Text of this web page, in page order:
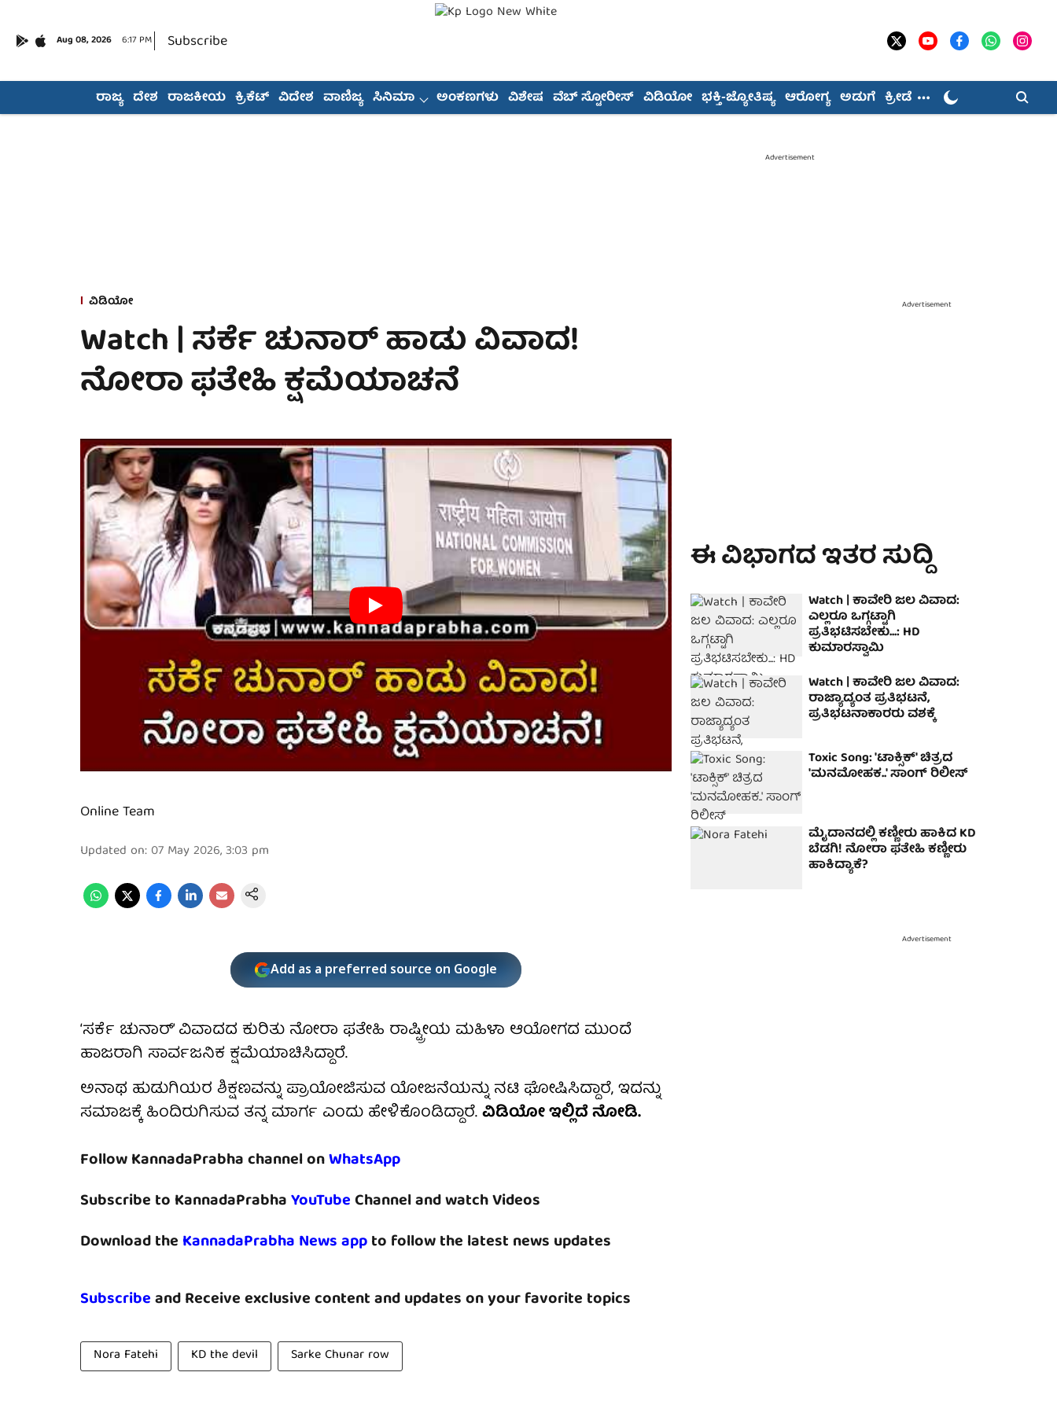
Aug 08, 2026 6:17 PM Subscribe
ರಾಜ್ಯ ದೇಶ ರಾಜಕೀಯ ಕ್ರಿಕೆಟ್ ವಿದೇಶ ವಾಣಿಜ್ಯ ಸಿನಿಮಾ ಅಂಕಣಗಳು ವಿಶೇಷ ವೆಬ್ ಸ್ಟೋರೀಸ್ ವಿಡಿಯೋ ಭಕ್ತಿ-ಜ್ಯೋತಿಷ್ಯ ಆರೋಗ್ಯ ಅಡುಗೆ ಕ್ರೀಡೆ
Advertisement
ವಿಡಿಯೋ
Watch | ಸರ್ಕೆ ಚುನಾರ್ ಹಾಡು ವಿವಾದ!
ನೋರಾ ಫತೇಹಿ ಕ್ಷಮೆಯಾಚನೆ
Online Team
Updated on: 07 May 2026, 3:03 pm
Add as a preferred source on Google
‘ಸರ್ಕೆ ಚುನಾರ್’ ವಿವಾದದ ಕುರಿತು ನೋರಾ ಫತೇಹಿ ರಾಷ್ಟ್ರೀಯ ಮಹಿಳಾ ಆಯೋಗದ ಮುಂದೆ
ಹಾಜರಾಗಿ ಸಾರ್ವಜನಿಕ ಕ್ಷಮೆಯಾಚಿಸಿದ್ದಾರೆ.
ಅನಾಥ ಹುಡುಗಿಯರ ಶಿಕ್ಷಣವನ್ನು ಪ್ರಾಯೋಜಿಸುವ ಯೋಜನೆಯನ್ನು ನಟಿ ಘೋಷಿಸಿದ್ದಾರೆ, ಇದನ್ನು
ಸಮಾಜಕ್ಕೆ ಹಿಂದಿರುಗಿಸುವ ತನ್ನ ಮಾರ್ಗ ಎಂದು ಹೇಳಿಕೊಂಡಿದ್ದಾರೆ.ವಿಡಿಯೋ ಇಲ್ಲಿದೆ ನೋಡಿ.
Follow KannadaPrabha channel onWhatsApp
Subscribe to KannadaPrabhaYouTubeChannel and watch Videos
Download the KannadaPrabha News appto follow the latest news updates
Subscribeand Receive exclusive content and updates on your favorite topics
Nora Fatehi KD the devil Sarke Chunar row
Advertisement
ಈ ವಿಭಾಗದ ಇತರ ಸುದ್ದಿ
Watch | ಕಾವೇರಿ ಜಲ ವಿವಾದ:
ಎಲ್ಲರೂ ಒಗ್ಗಟ್ಟಾಗಿ
ಪ್ರತಿಭಟಿಸಬೇಕು...: HD
ಕುಮಾರಸ್ವಾಮಿ
Watch | ಕಾವೇರಿ ಜಲ ವಿವಾದ:
ರಾಜ್ಯಾದ್ಯಂತ ಪ್ರತಿಭಟನೆ,
ಪ್ರತಿಭಟನಾಕಾರರು ವಶಕ್ಕೆ
Toxic Song: 'ಟಾಕ್ಸಿಕ್' ಚಿತ್ರದ
'ಮನಮೋಹಕ..' ಸಾಂಗ್ ರಿಲೀಸ್
ಮೈದಾನದಲ್ಲಿ ಕಣ್ಣೀರು ಹಾಕಿದ KD
ಬೆಡಗಿ! ನೋರಾ ಫತೇಹಿ ಕಣ್ಣೀರು
ಹಾಕಿದ್ಯಾಕೆ?
Advertisement